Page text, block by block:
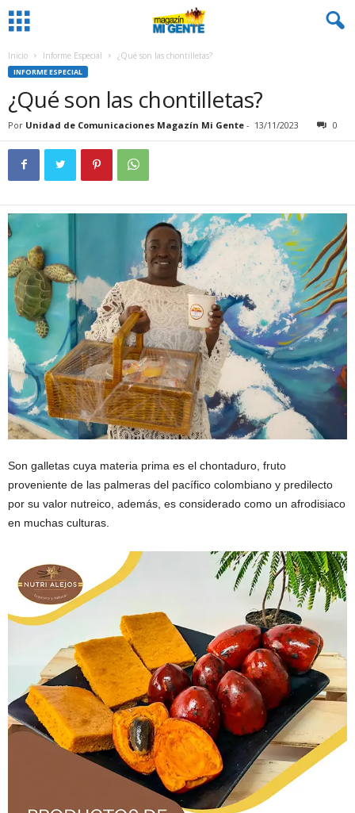
Inicio Informe Especial ¿Qué son las chontilletas?
INFORME ESPECIAL
¿Qué son las chontilletas?
Por Unidad de Comunicaciones Magazín Mi Gente - 13/11/2023 0
Son galletas cuya materia prima es el chontaduro, fruto
proveniente de las palmeras del pacífico colombiano y predilecto
por su valor nutreico, además, es considerado como un afrodisiaco
en muchas culturas.